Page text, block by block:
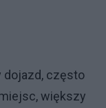
dojazd, często
większy